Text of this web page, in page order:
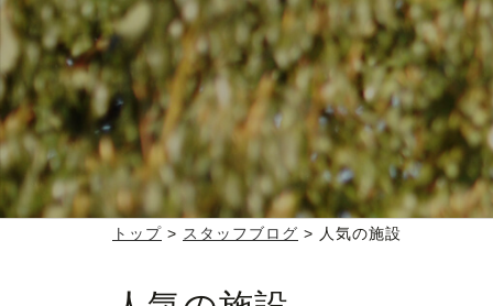
トップ > スタッフブログ > 人気の施設